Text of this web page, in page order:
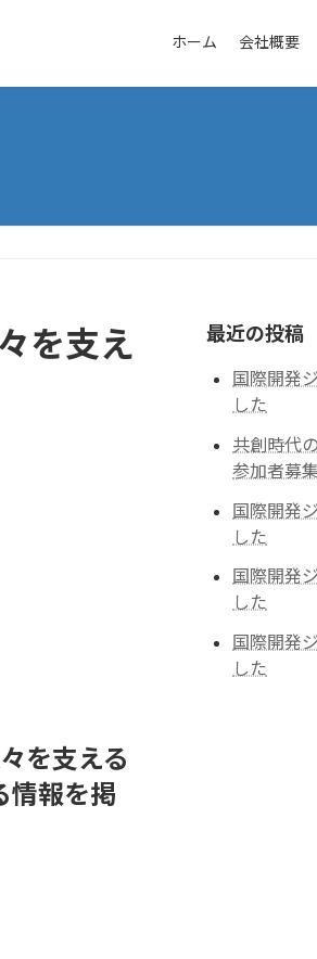
ホーム 会社概要
を支え
を支える
情報を掲
最近の投稿
国際開発
した
共創時代
参加者募集
国際開発
した
国際開発
した
国際開発
した